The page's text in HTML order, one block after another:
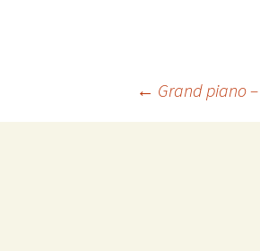
Navigation
← Grand piano